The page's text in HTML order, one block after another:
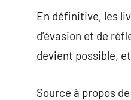
En définitive, les
d’évasion et de
devient possible,
Source à propos de